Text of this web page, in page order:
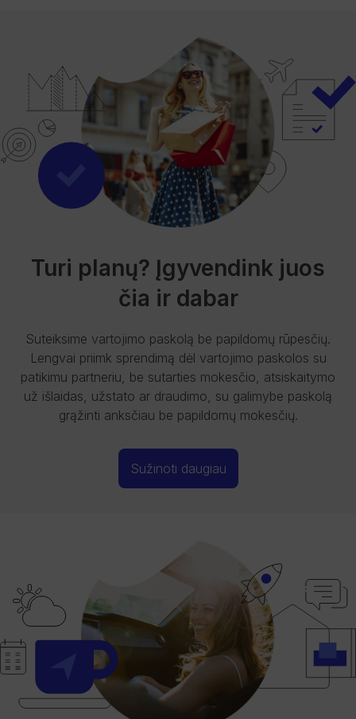
Turi planų? Įgyvendink juos
čia ir dabar
Suteiksime vartojimo paskolą be papildomų rūpesčių.
Lengvai priimk sprendimą dėl vartojimo paskolos su
patikimu partneriu, be sutarties mokesčio, atsiskaitymo
už išlaidas, užstato ar draudimo, su galimybe paskolą
grąžinti anksčiau be papildomų mokesčių.
Sužinoti daugiau